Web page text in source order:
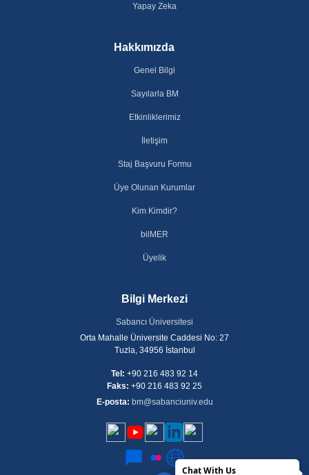
Chat With Us
Yapay Zeka
Hakkımızda
Genel Bilgi
Sayılarla BM
Etkinliklerimiz
İletişim
Staj Başvuru Formu
Üye Olunan Kurumlar
Kim Kimdir?
bilMER
Üyelik
Bilgi Merkezi
Sabancı Üniversitesi
Orta Mahalle Üniversite Caddesi No: 27
Tuzla, 34956 İstanbul
Tel: +90 216 483 92 14
Faks: +90 216 483 92 25
E-posta: bm@sabanciuniv.edu